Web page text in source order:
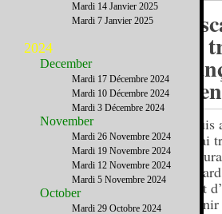
Je
et
avant
Mardi 14 Janvier 2025
Mardi 7 Janvier 2025
2024
December
Mardi 17 Décembre 2024
Mardi 10 Décembre 2024
Mardi 3 Décembre 2024
November
Mardi 26 Novembre 2024
Mardi 19 Novembre 2024
Mardi 12 Novembre 2024
Mardi 5 Novembre 2024
October
Mardi 29 Octobre 2024